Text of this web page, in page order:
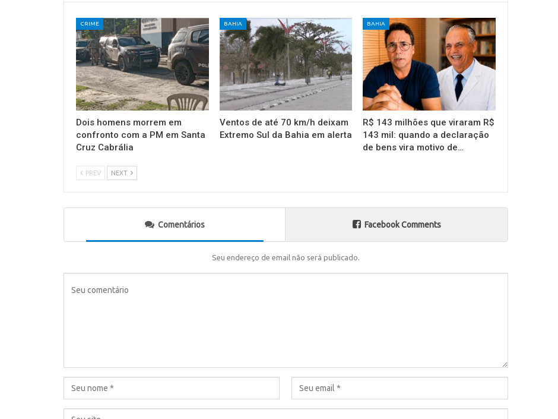
CRIME
Dois homens morrem em
confronto com a PM em Santa
Cruz Cabrália
BAHIA
Ventos de até 70 km/h deixam
Extremo Sul da Bahia em alerta
BAHIA
R$ 143 milhões que viraram R$
143 mil: quando a declaração
de bens vira motivo de…
PREV NEXT
Comentários Facebook Comments
Seu endereço de email não será publicado.